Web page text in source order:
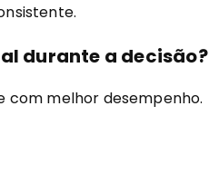
durante a decisão?
com melhor desempenho.